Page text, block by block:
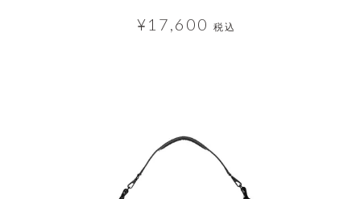
¥17,600 税込